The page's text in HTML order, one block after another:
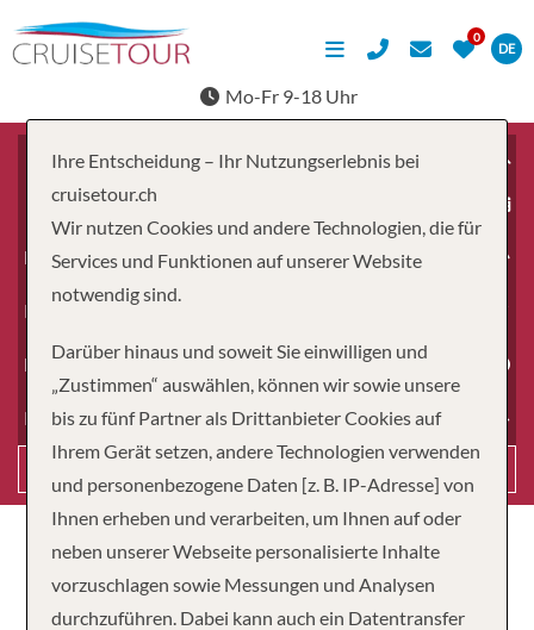
DE
Mo-Fr 9-18 Uhr
Erwachsene
Kinder
Dauer
Reiseart
Alaska
Ihre Entscheidung – Ihr Nutzungserlebnis bei
cruisetour.ch
Wir nutzen Cookies und andere Technologien, die für
Services und Funktionen auf unserer Website
notwendig sind.
Darüber hinaus und soweit Sie einwilligen und
„Zustimmen“ auswählen, können wir sowie unsere
bis zu fünf Partner als Drittanbieter Cookies auf
Ihrem Gerät setzen, andere Technologien verwenden
und personenbezogene Daten [z. B. IP-Adresse] von
Ihnen erheben und verarbeiten, um Ihnen auf oder
neben unserer Webseite personalisierte Inhalte
vorzuschlagen sowie Messungen und Analysen
durchzuführen. Dabei kann auch ein Datentransfer